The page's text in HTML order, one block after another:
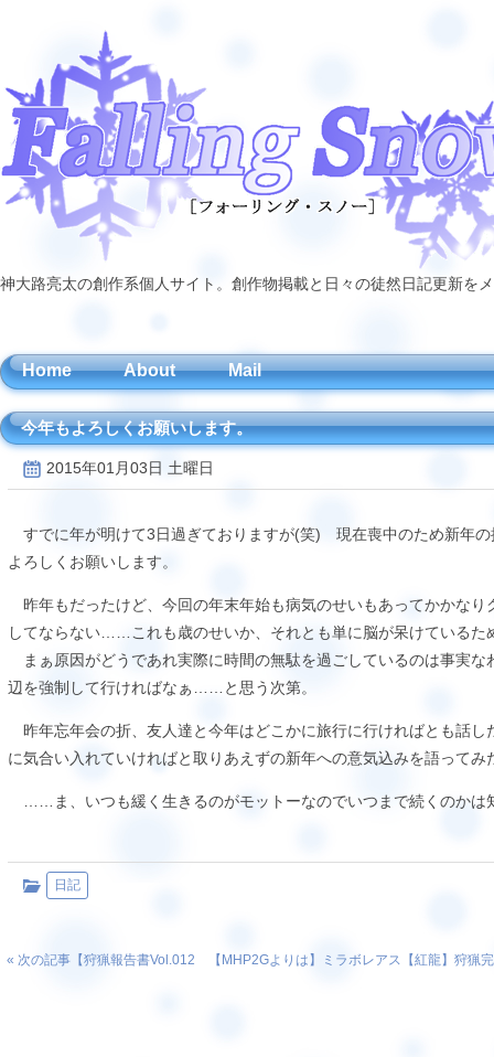
神大路亮太の創作系個人サイト。創作物掲載と日々の徒然日記更新
Home About Mail
今年もよろしくお願いします。
2015年01月03日 土曜日
すでに年が明けて3日過ぎておりますが(笑) 現在喪中のため新年の
よろしくお願いします。
昨年もだったけど、今回の年末年始も病気のせいもあってかかなり
してならない……これも歳のせいか、それとも単に脳が呆けている
まぁ原因がどうであれ実際に時間の無駄を過ごしているのは事実な
辺を強制して行ければなぁ……と思う次第。
昨年忘年会の折、友人達と今年はどこかに旅行に行ければとも話し
に気合い入れていければと取りあえずの新年への意気込みを語ってみ
……ま、いつも緩く生きるのがモットーなのでいつまで続くのかは
日記
« 次の記事【狩猟報告書Vol.012 【MHP2Gよりは】ミラボレアス【紅龍】狩猟